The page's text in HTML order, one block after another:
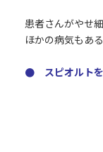
患者さんがやせ
ほかの病気もあ
● スピオルトを